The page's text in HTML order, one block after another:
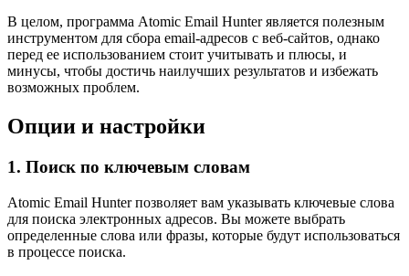
В целом, программа Atomic Email Hunter является полезным
инструментом для сбора email-адресов с веб-сайтов, однако
перед ее использованием стоит учитывать и плюсы, и
минусы, чтобы достичь наилучших результатов и избежать
возможных проблем.
Опции и настройки
1. Поиск по ключевым словам
Atomic Email Hunter позволяет вам указывать ключевые слова
для поиска электронных адресов. Вы можете выбрать
определенные слова или фразы, которые будут использоваться
в процессе поиска.